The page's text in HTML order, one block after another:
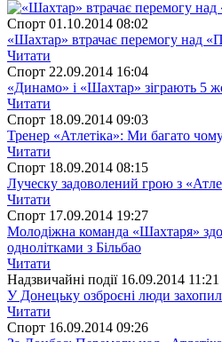
Спорт 01.10.2014 08:02
«Шахтар» втрачає перемогу над
Читати
Спорт 22.09.2014 16:04
«Динамо» і «Шахтар» зіграють 5
Читати
Спорт 18.09.2014 09:03
Тренер «Атлетіка»: Ми багато
Читати
Спорт 18.09.2014 08:15
Луческу задоволений грою з
Читати
Спорт 17.09.2014 19:27
Молодіжна команда «Шахтаря»
однолітками з Більбао
Читати
Надзвичайні події 16.09.2014 11:21
У Донецьку озброєні люди
Читати
Спорт 16.09.2014 09:26